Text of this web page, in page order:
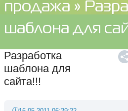
продажа »
шаблона для
Разработка
шаблона для
сайта!!!